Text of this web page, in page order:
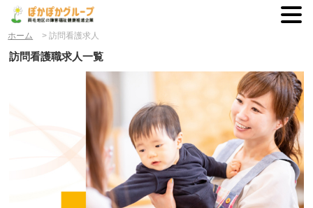
ホーム >訪問看護求人
訪問看護職求人一覧